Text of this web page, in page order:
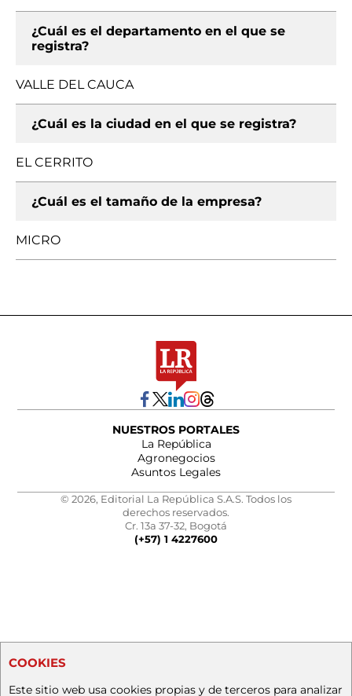
¿Cuál es el departamento en el que se
registra?
VALLE DEL CAUCA
¿Cuál es la ciudad en el que se registra?
EL CERRITO
¿Cuál es el tamaño de la empresa?
MICRO
NUESTROS PORTALES
La República
Agronegocios
Asuntos Legales
© 2026, Editorial La República S.A.S. Todos los
derechos reservados.
Cr. 13a 37-32, Bogotá
(+57) 1 4227600
COOKIES
Este sitio web usa cookies propias y de terceros para analizar